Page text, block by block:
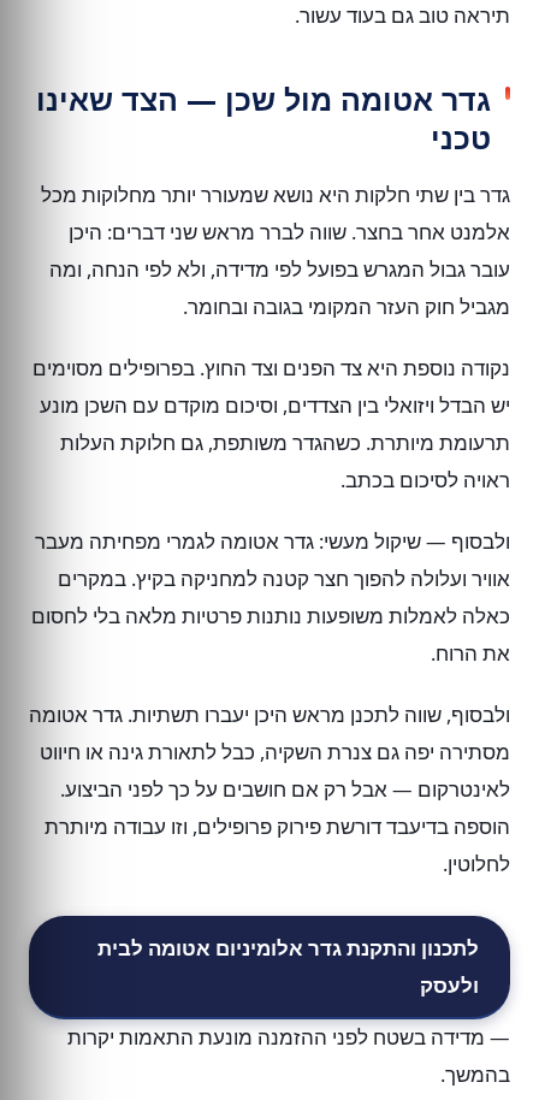
תיראה טוב גם בעוד עשור.
גדר אטומה מול שכן — הצד שאינו
טכני
גדר בין שתי חלקות היא נושא שמעורר יותר מחלוקות מכל
אלמנט אחר בחצר. שווה לברר מראש שני דברים: היכן
עובר גבול המגרש בפועל לפי מדידה, ולא לפי הנחה, ומה
מגביל חוק העזר המקומי בגובה ובחומר.
נקודה נוספת היא צד הפנים וצד החוץ. בפרופילים מסוימים
יש הבדל ויזואלי בין הצדדים, וסיכום מוקדם עם השכן מונע
תרעומת מיותרת. כשהגדר משותפת, גם חלוקת העלות
ראויה לסיכום בכתב.
ולבסוף — שיקול מעשי: גדר אטומה לגמרי מפחיתה מעבר
אוויר ועלולה להפוך חצר קטנה למחניקה בקיץ. במקרים
כאלה לאמלות משופעות נותנות פרטיות מלאה בלי לחסום
את הרוח.
ולבסוף, שווה לתכנן מראש היכן יעברו תשתיות. גדר אטומה
מסתירה יפה גם צנרת השקיה, כבל לתאורת גינה או חיווט
לאינטרקום — אבל רק אם חושבים על כך לפני הביצוע.
הוספה בדיעבד דורשת פירוק פרופילים, וזו עבודה מיותרת
לחלוטין.
לתכנון והתקנת גדר אלומיניום אטומה לבית
ולעסק
— מדידה בשטח לפני ההזמנה מונעת התאמות יקרות
בהמשך.